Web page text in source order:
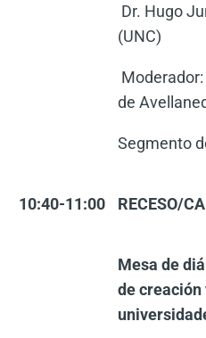
Dr. Hugo
(UNC)
de
Segmento
10:40-11:00 RECESO/
Mesa de
de